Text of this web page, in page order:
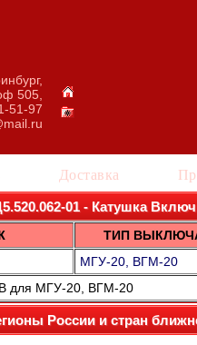
505,
51-97
Доставка
01 - Катушка
ТИП
МГУ-20, ВГМ-20
для МГУ-20, ВГМ-20
России и стран